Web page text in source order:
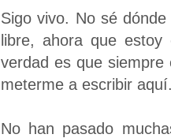
Sigo vivo. No sé
libre, ahora que estoy
verdad es que siempre
meterme a escribir
No han pasado